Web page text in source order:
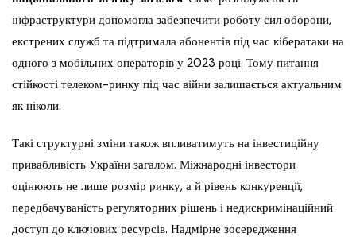
інфраструктури допомогла забезпечити роботу сил оборони,
екстрених служб та підтримала абонентів під час кібератаки на
одного з мобільних операторів у 2023 році. Тому питання
стійкості телеком-ринку під час війни залишається актуальним
як ніколи.
Такі структурні зміни також впливатимуть на інвестиційну
привабливість України загалом. Міжнародні інвестори
оцінюють не лише розмір ринку, а й рівень конкуренції,
передбачуваність регуляторних рішень і недискримінаційний
доступ до ключових ресурсів. Надмірне зосередження